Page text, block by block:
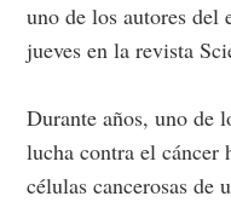
uno de los autores
jueves en la revista
Durante años, uno de
lucha contra el cáncer
células cancerosas de